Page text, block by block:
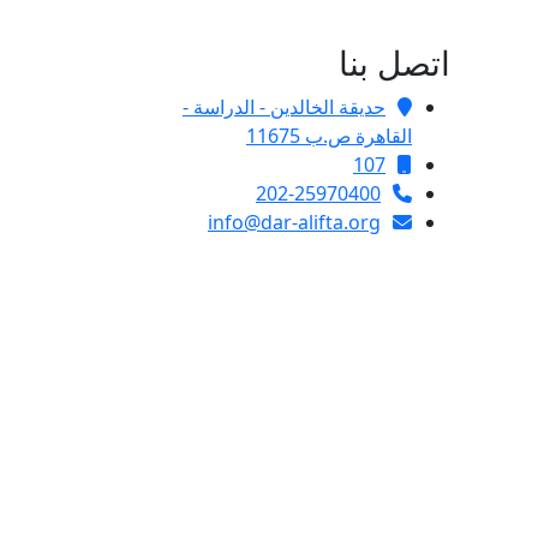
اتصل بنا
حديقة الخالدين - الدراسة -
القاهرة ص.ب 11675
107
202-25970400
info@dar-alifta.org